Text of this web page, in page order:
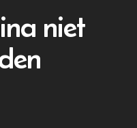
niet